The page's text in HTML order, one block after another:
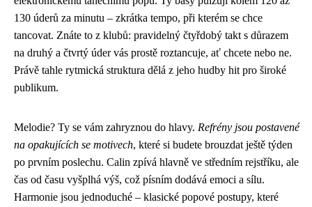
130 úderů za minutu – zkrátka tempo, při kterém se chce
tancovat. Znáte to z klubů: pravidelný čtyřdobý takt s důrazem
na druhý a čtvrtý úder vás prostě roztancuje, ať chcete nebo ne.
Právě tahle rytmická struktura dělá z jeho hudby hit pro široké
publikum.
Melodie? Ty se vám zahryznou do hlavy. Refrény jsou postavené
na opakujících se motivech, které si budete brouzdat ještě týden
po prvním poslechu. Calin zpívá hlavně ve středním rejstříku, ale
čas od času vyšplhá výš, což písním dodává emoci a sílu.
Harmonie jsou jednoduché – klasické popové postupy, které